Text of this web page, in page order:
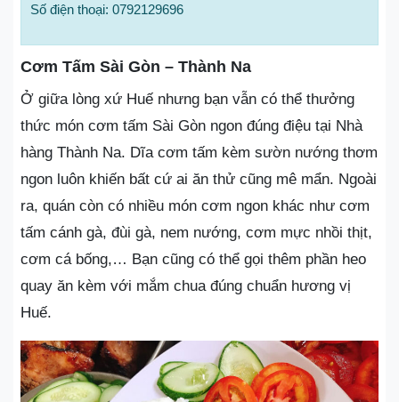
Số điện thoại: 0792129696
Cơm Tấm Sài Gòn – Thành Na
Ở giữa lòng xứ Huế nhưng bạn vẫn có thể thưởng
thức món cơm tấm Sài Gòn ngon đúng điệu tại Nhà
hàng Thành Na. Dĩa cơm tấm kèm sườn nướng thơm
ngon luôn khiến bất cứ ai ăn thử cũng mê mẩn. Ngoài
ra, quán còn có nhiều món cơm ngon khác như cơm
tấm cánh gà, đùi gà, nem nướng, cơm mực nhồi thịt,
cơm cá bống,… Bạn cũng có thể gọi thêm phần heo
quay ăn kèm với mắm chua đúng chuẩn hương vị
Huế.